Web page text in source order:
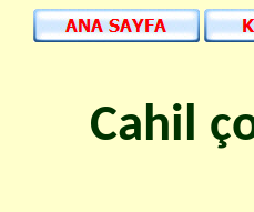
Cahil